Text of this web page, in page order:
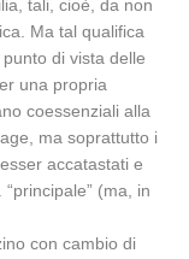
tali, cioè, da non
Ma tal qualifica
di vista delle
una propria
coessenziali alla
ma soprattutto i
accatastati e
(ma, in
con cambio di